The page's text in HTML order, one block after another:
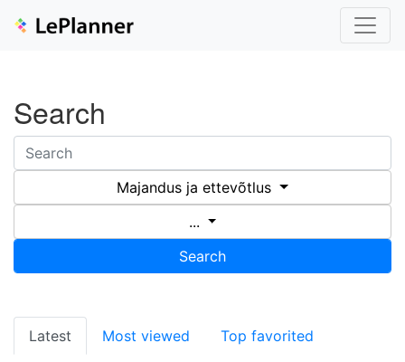
Search
Majandus ja ettevõtlus
...
Search
Latest Most viewed Top favorited